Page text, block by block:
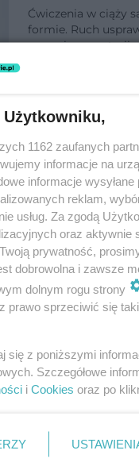
Ćwiczenia w ciąży
formie. Ruch
przemianę materii
stanowi i nie
Redakcja i wydawca
świadczeń
Użytkowniku,
1162 zaufanych
informacje na
informacje
reklam,
usług. Za zgodą
oraz aktywnie
prywatność,
dobrowolna i zawsze
dolnym rogu strony
prawo sprzeciwić się
się z poniższymi
Szczegółowe
i Cookies oraz po